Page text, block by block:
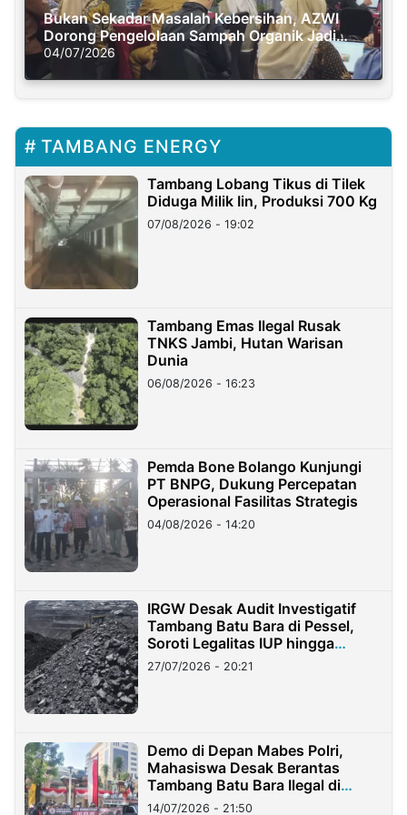
Bukan Sekadar Masalah Kebersihan, AZWI
Dorong Pengelolaan Sampah Organik Jadi
Solusi Krisis Iklim
04/07/2026
TAMBANG ENERGY
Tambang Lobang Tikus di Tilek
Diduga Milik Iin, Produksi 700 Kg
07/08/2026 - 19:02
Tambang Emas Ilegal Rusak
TNKS Jambi, Hutan Warisan
Dunia
06/08/2026 - 16:23
Pemda Bone Bolango Kunjungi
PT BNPG, Dukung Percepatan
Operasional Fasilitas Strategis
04/08/2026 - 14:20
IRGW Desak Audit Investigatif
Tambang Batu Bara di Pessel,
Soroti Legalitas IUP hingga
Stockpile
27/07/2026 - 20:21
Demo di Depan Mabes Polri,
Mahasiswa Desak Berantas
Tambang Batu Bara Ilegal di
Lampung
14/07/2026 - 21:50